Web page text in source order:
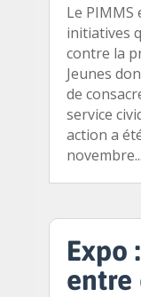
Le PIMMS
initiatives
contre la
Jeunes
de
service
action a
novembre...
Expo
entre